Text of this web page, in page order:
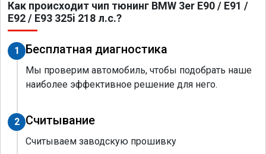
Как происходит чип тюнинг BMW 3er E90 / E91 /
E92 / E93 325i 218 л.с.?
1 Бесплатная диагностика
Мы проверим автомобиль, чтобы подобрать наше
наиболее эффективное решение для него.
2 Считывание
Считываем заводскую прошивку